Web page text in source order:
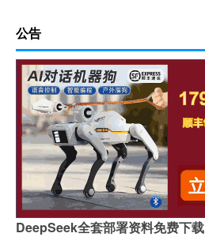
公告
DeepSeek全套部署资料免费下载